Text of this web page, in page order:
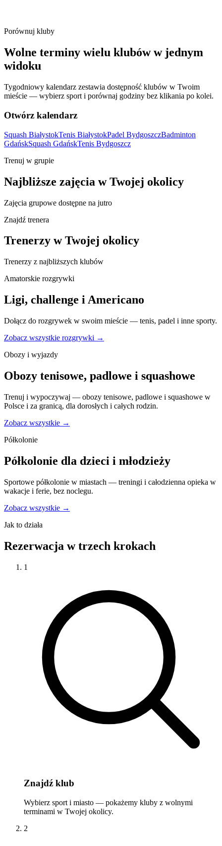
Porównuj kluby
Wolne terminy wielu klubów w jednym
widoku
Tygodniowy kalendarz zestawia dostępność klubów w Twoim
mieście — wybierz sport i porównaj godziny bez klikania po kolei.
Otwórz kalendarz
Squash BiałystokTenis BiałystokPadel BydgoszczBadminton
GdańskSquash GdańskTenis Bydgoszcz
Trenuj w grupie
Najbliższe zajęcia w Twojej okolicy
Zajęcia grupowe dostępne na jutro
Znajdź trenera
Trenerzy w Twojej okolicy
Trenerzy z najbliższych klubów
Amatorskie rozgrywki
Ligi, challenge i Americano
Dołącz do rozgrywek w swoim mieście — tenis, padel i inne sporty.
Zobacz wszystkie rozgrywki →
Obozy i wyjazdy
Obozy tenisowe, padlowe i squashowe
Trenuj i wypoczywaj — obozy tenisowe, padlowe i squashowe w
Polsce i za granicą, dla dorosłych i całych rodzin.
Zobacz wszystkie →
Półkolonie
Półkolonie dla dzieci i młodzieży
Sportowe półkolonie w miastach — treningi i całodzienna opieka w
wakacje i ferie, bez noclegu.
Zobacz wszystkie →
Jak to działa
Rezerwacja w trzech krokach
1
Znajdź klub
Wybierz sport i miasto — pokażemy kluby z wolnymi
terminami w Twojej okolicy.
2